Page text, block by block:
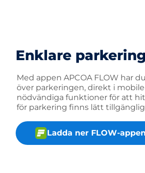
Enklare parkering
Med appen APCOA FLOW har
över parkeringen, direkt i
nödvändiga funktioner för att
för parkering finns lätt
Ladda ner FLOW-